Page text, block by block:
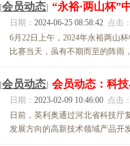
[会员动态] “永裕·两山杯”
日期： 2024-06-25 08:58:42 点击：
6月22日上午，2024年永裕两山
比赛当天，虽有不期而至的阵雨
[会员动态] 会员动态：科
日期： 2023-02-09 10:46:00 点击：
日前，英利奥通过河北省科技厅
发展方向的高新技术领域产品开